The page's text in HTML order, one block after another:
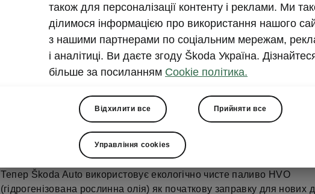
Тепер Škoda Auto використовує екологічно чисте
(гідрогенізована рослинна олія) як початкову
моделей, що виробляються на її чеських заводах,
власного логістичного парку.
Тепер Škoda Auto використовує екологічно чисте паливо HVO
(гідрогенізована рослинна олія) як початкову заправку для нових
також для персоналізації контенту і реклами. Ми
ділимося інформацією про використання нашого
з нашими партнерами по соціальним мережам,
і аналітиці. Ви даєте згоду Škoda Україна.
більше за посиланням Cookie політика.
Відхилити все Прийняти все
Управління cookies